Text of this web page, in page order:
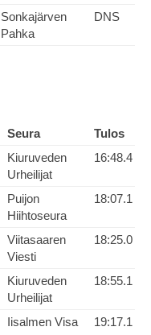
Sonkajärven
Pahka
DNS
Seura
Tulos
Kiuruveden
Urheilijat
16:48.4
Puijon
Hiihtoseura
18:07.1
Viitasaaren
Viesti
18:25.0
Kiuruveden
Urheilijat
18:55.1
Iisalmen Visa 19:17.1